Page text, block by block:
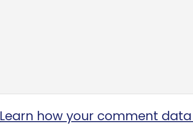
Learn how your comment